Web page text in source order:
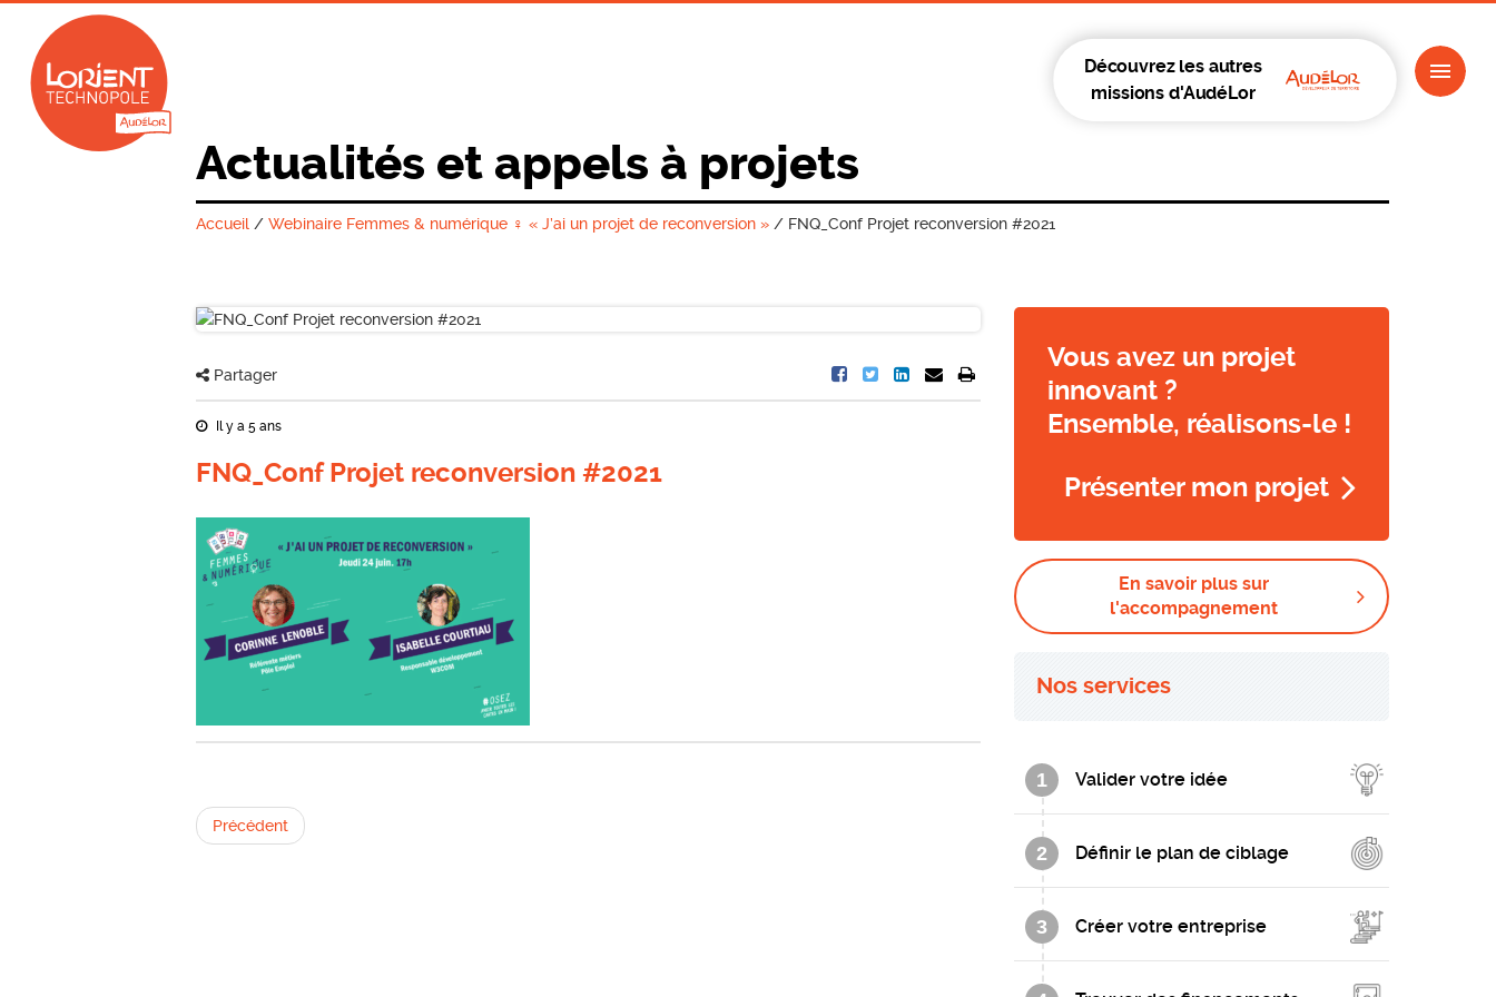
Découvrez les autres
missions d'AudéLor
Actualités et appels à projets
Accueil /Webinaire Femmes & numérique ♀ « J’ai un projet de reconversion » / FNQ_Conf Projet reconversion #2021
Partager
Il y a 5 ans
FNQ_Conf Projet reconversion #2021
Précédent
Vous avez un projet
innovant ?
Ensemble, réalisons-le !
Présenter mon projet
En savoir plus sur
l'accompagnement
Nos services
1 Valider votre idée
2 Définir le plan de ciblage
3 Créer votre entreprise